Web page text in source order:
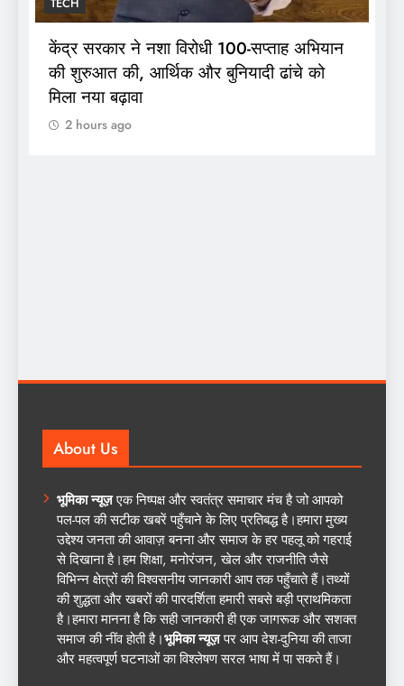
अभियान
TECH
भारत ने ग्लासगो में ऐतिहासिक पदक तालिका के
साथ राष्ट्रमंडल खेल 2026 अभियान का किया
समापन, अहमदाबाद को मिली 2030 की कमान
About Us
भूमिका न्यूज़एक निष्पक्ष और स्वतंत्र समाचार मंच है जो आपको
पल-पल की सटीक खबरें पहुँचाने के लिए प्रतिबद्ध है।हमारा मुख्य
उद्देश्य जनता की आवाज़ बनना और समाज के हर पहलू को गहराई
से दिखाना है।हम शिक्षा, मनोरंजन, खेल और राजनीति जैसे
विभिन्न क्षेत्रों की विश्वसनीय जानकारी आप तक पहुँचाते हैं।तथ्यों
की शुद्धता और खबरों की पारदर्शिता हमारी सबसे बड़ी प्राथमिकता
है।हमारा मानना है कि सही जानकारी ही एक जागरूक और सशक्त
समाज की नींव होती है।भूमिका न्यूज़पर आप देश-दुनिया की ताजा
और महत्वपूर्ण घटनाओं का विश्लेषण सरल भाषा में पा सकते हैं।